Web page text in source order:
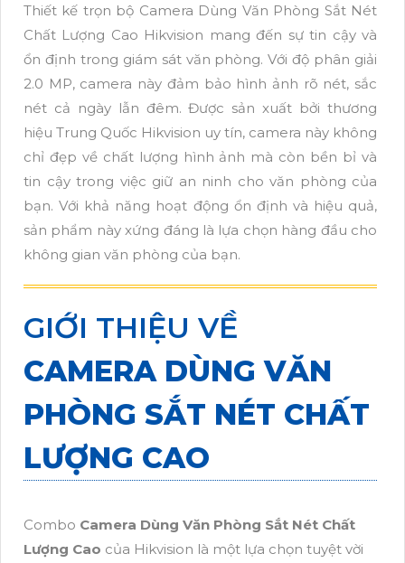
Thiết kế trọn bộ Camera Dùng Văn Phòng Sắt Nét
Chất Lượng Cao Hikvision mang đến sự tin cậy và
ổn định trong giám sát văn phòng. Với độ phân giải
2.0 MP, camera này đảm bảo hình ảnh rõ nét, sắc
nét cả ngày lẫn đêm. Được sản xuất bởi thương
hiệu Trung Quốc Hikvision uy tín, camera này không
chỉ đẹp về chất lượng hình ảnh mà còn bền bỉ và
tin cậy trong việc giữ an ninh cho văn phòng của
bạn. Với khả năng hoạt động ổn định và hiệu quả,
sản phẩm này xứng đáng là lựa chọn hàng đầu cho
không gian văn phòng của bạn.
GIỚI THIỆU VỀ
CAMERA DÙNG VĂN
PHÒNG SẮT NÉT CHẤT
LƯỢNG CAO
Combo Camera Dùng Văn Phòng Sắt Nét Chất
Lượng Cao của Hikvision là một lựa chọn tuyệt vời